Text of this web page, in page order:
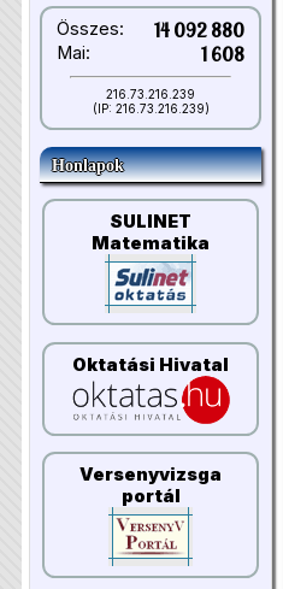
Összes: 14 092 880
Mai: 1 608
216.73.216.239
(IP: 216.73.216.239)
Honlapok
SULINET
Matematika
Oktatási Hivatal
Versenyvizsga
portál